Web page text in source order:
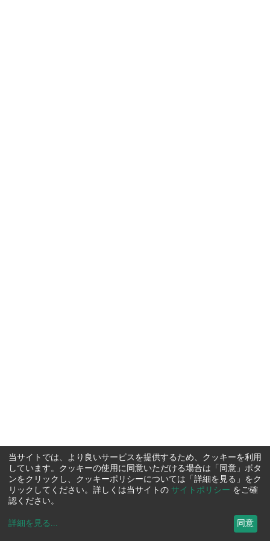
当サイトでは、より良いサービスを提供するため、クッキーを利用
しています。クッキーの使用に同意いただける場合は「同意」ボタ
ンをクリックし、クッキーポリシーについては「詳細を見る」をク
リックしてください。詳しくは当サイトの サイトポリシー をご確
認ください。
詳細を見る ... 同意